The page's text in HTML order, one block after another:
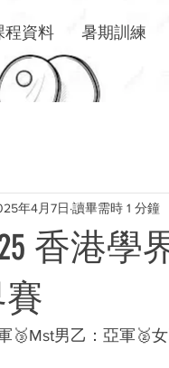
程資料 暑期訓練
香港
年4月7日 讀畢需時 1 分鐘
🥉Mst男乙：亞軍🥈